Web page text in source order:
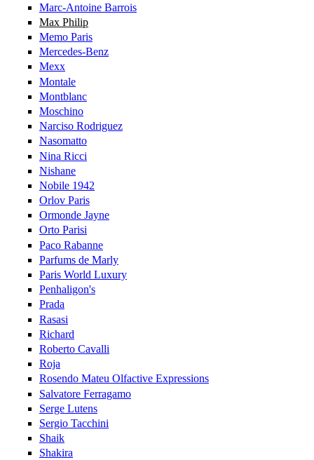
Marc-Antoine Barrois
Max Philip
Memo Paris
Mercedes-Benz
Mexx
Montale
Montblanc
Moschino
Narciso Rodriguez
Nasomatto
Nina Ricci
Nishane
Nobile 1942
Orlov Paris
Ormonde Jayne
Orto Parisi
Paco Rabanne
Parfums de Marly
Paris World Luxury
Penhaligon's
Prada
Rasasi
Richard
Roberto Cavalli
Roja
Rosendo Mateu Olfactive Expressions
Salvatore Ferragamo
Serge Lutens
Sergio Tacchini
Shaik
Shakira